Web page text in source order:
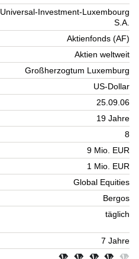
Universal-Investment-Luxembourg
S.A.
Aktienfonds (AF)
Aktien weltweit
Großherzogtum Luxemburg
US-Dollar
25.09.06
19 Jahre
8
9 Mio. EUR
1 Mio. EUR
Global Equities
Bergos
täglich
7 Jahre